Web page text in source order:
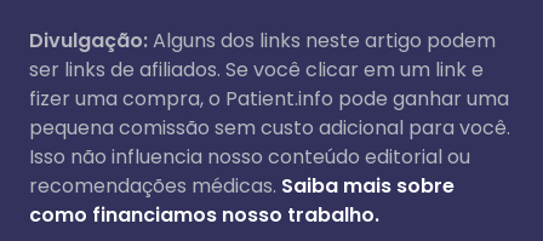
Divulgação:Alguns dos links neste artigo podem
ser links de afiliados. Se você clicar em um link e
fizer uma compra, o Patient.info pode ganhar uma
pequena comissão sem custo adicional para você.
Isso não influencia nosso conteúdo editorial ou
recomendações médicas. Saiba mais sobre
como financiamos nosso trabalho.